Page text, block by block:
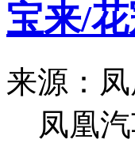
宝来/
来源：
凤凰